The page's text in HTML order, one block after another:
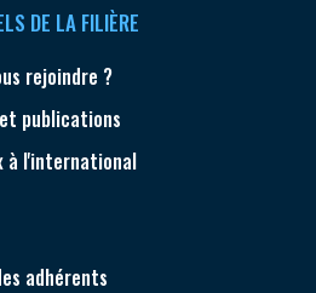
DE LA FILIÈRE
rejoindre ?
publications
à l'international
adhérents